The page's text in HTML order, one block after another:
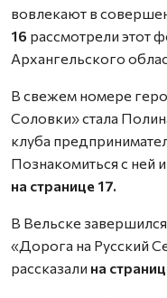
вовлекают в
16 рассмотрели этот
Архангельского
В свежем номере
Соловки» стала
клуба
Познакомиться с ней
на странице 17.
В Вельске
«Дорога на Русский
рассказали на